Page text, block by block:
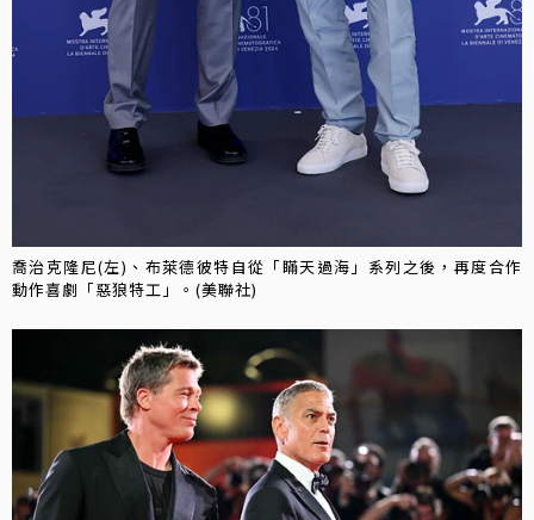
喬治克隆尼(左)、布萊德彼特自從「瞞天過海」系列之後，再度合作
動作喜劇「惡狼特工」。(美聯社)